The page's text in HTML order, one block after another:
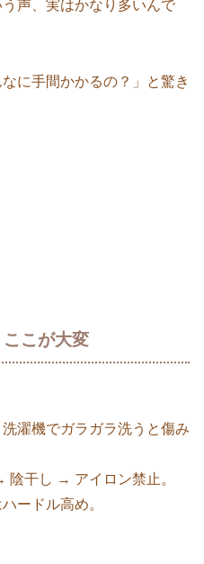
声、実はかなり多いんで
に手間かかるの？」と驚き
こが大変
濯機でガラガラ洗うと傷み
陰干し → アイロン禁止。
ードル高め。